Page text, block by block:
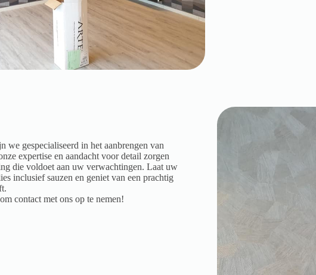
we gespecialiseerd in het aanbrengen van
expertise en aandacht voor detail zorgen
die voldoet aan uw verwachtingen. Laat uw
inclusief sauzen en geniet van een prachtig
contact met ons op te nemen!